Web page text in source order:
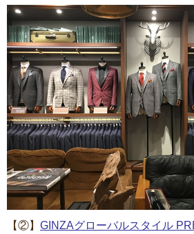
【②】 GINZAグローバルスタイル